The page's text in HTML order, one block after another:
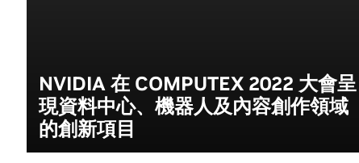
NVIDIA 在 COMPUTEX 2022 大會呈
現資料中心、機器人及內容創作領域
的創新項目